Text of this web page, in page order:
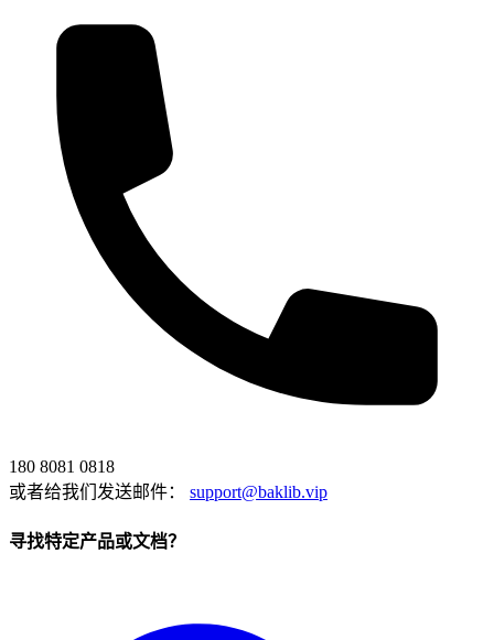
180 8081 0818
或者给我们发送邮件：
support@baklib.vip
寻找特定产品或文档？